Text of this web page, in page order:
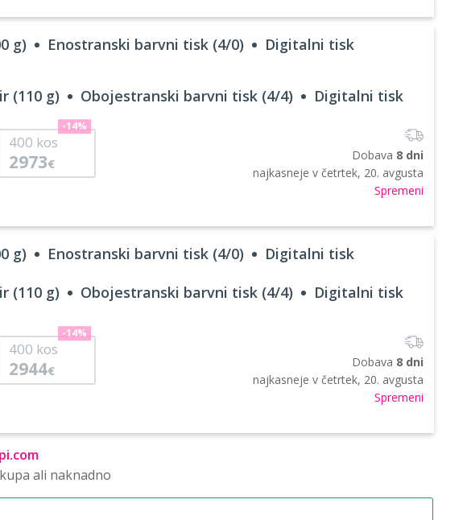
g) Enostranski barvni tisk (4/0) Digitalni tisk
(110 g) Obojestranski barvni tisk (4/4) Digitalni tisk
400 kos
2973€
-14%
Dobava 8 dni
najkasneje v četrtek, 20. avgusta
Spremeni
g) Enostranski barvni tisk (4/0) Digitalni tisk
(110 g) Obojestranski barvni tisk (4/4) Digitalni tisk
400 kos
2944€
-14%
Dobava 8 dni
najkasneje v četrtek, 20. avgusta
Spremeni
ali naknadno